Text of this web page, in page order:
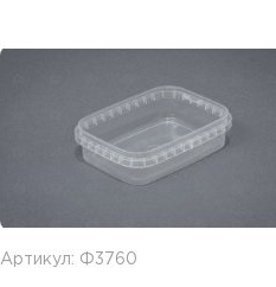
Артикул: Ф3760